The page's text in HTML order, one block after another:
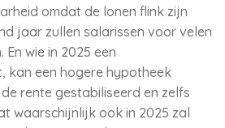
omdat de lonen flink zijn
jaar zullen salarissen voor velen
wie in 2025 een
kan een hogere hypotheek
rente gestabiliseerd en zelfs
waarschijnlijk ook in 2025 zal